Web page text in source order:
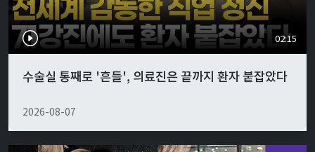
02:15
수술실 통째로 '흔들', 의료진은 끝까지 환자 붙잡았다
2026-08-07